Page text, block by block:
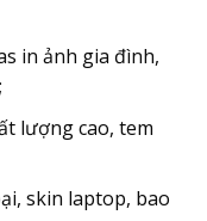
in ảnh gia đình,
lượng cao, tem
skin laptop, bao